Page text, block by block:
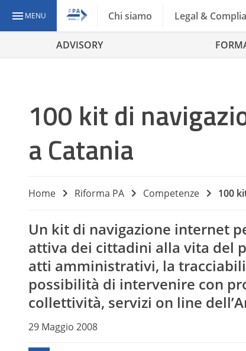
MENU Chi siamo Legal &
ADVISORY
100 kit di
a Catania
Home Riforma PA Competenze 100
Un kit di navigazione internet
attiva dei cittadini alla vita del
atti amministrativi, la
possibilità di intervenire con
collettività, servizi on line
29 Maggio 2008